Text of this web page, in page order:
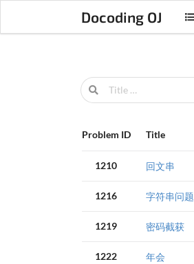
Docoding OJ
Problem ID Title
1210 回文串
1216 字符串问题
1219 密码截获
1222 年会